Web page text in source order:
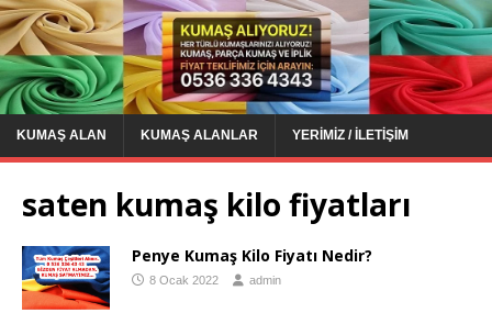
KUMAŞ ALAN KUMAŞ ALANLAR YERIMIZ / İLETIŞIM
saten kumaş kilo fiyatları
Penye Kumaş Kilo Fiyatı Nedir?
8 Ocak 2022 admin